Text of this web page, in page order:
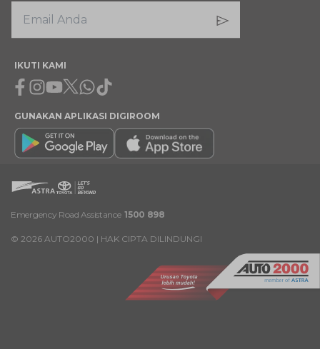
IKUTI KAMI
Facebook
Instagram
Youtube
X Whatsapp
Tiktok
GUNAKAN APLIKASI DIGIROOM
Emergency Road Assistance 1500 898
© 2026 AUTO2000 | HAK CIPTA DILINDUNGI